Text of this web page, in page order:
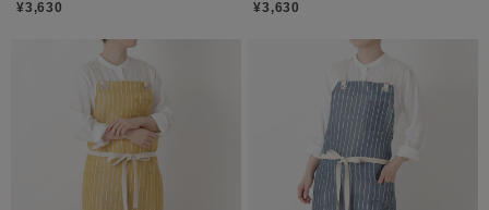
¥3,630 ¥3,630